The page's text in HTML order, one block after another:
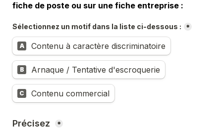
fiche de poste ou sur une fiche entreprise :
Sélectionnez un motif dans la liste ci-dessous : *
A Contenu à caractère discriminatoire
B Arnaque / Tentative d'escroquerie
C Contenu commercial
Précisez *